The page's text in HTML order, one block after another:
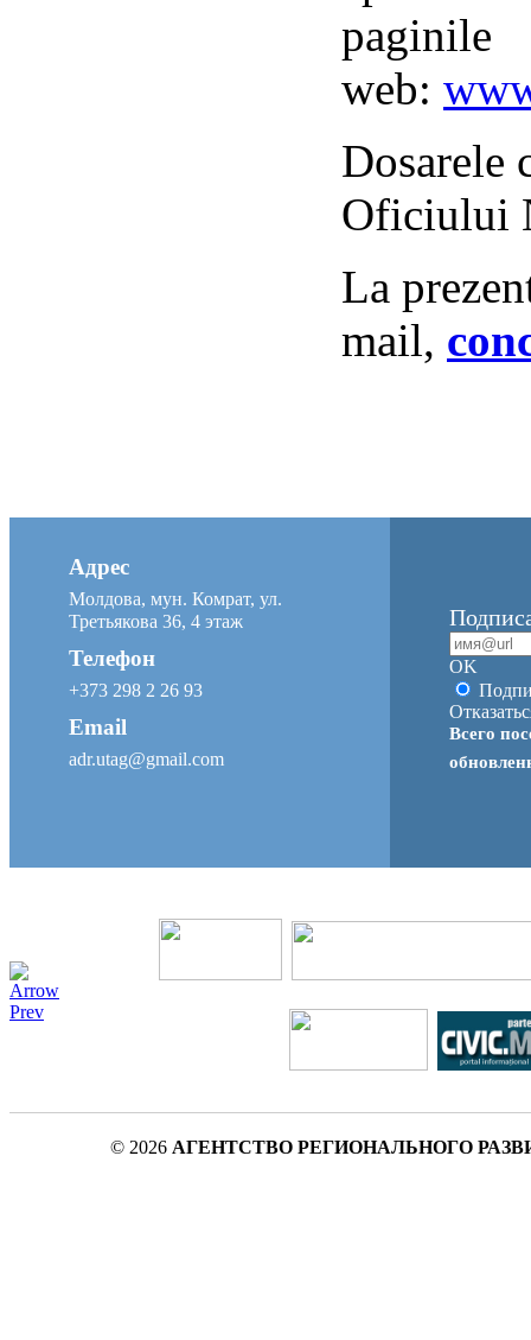
paginile
web:
Dosarele
Oficiului
La
mail,
Адрес
Молдова, мун. Комрат, ул.
Третьякова 36, 4 этаж
Телефон
+373 298 2 26 93
Email
adr.utag@gmail.com
OK
Всего
© 2026 АГЕНТСТВО РЕГИОНАЛЬНОГО